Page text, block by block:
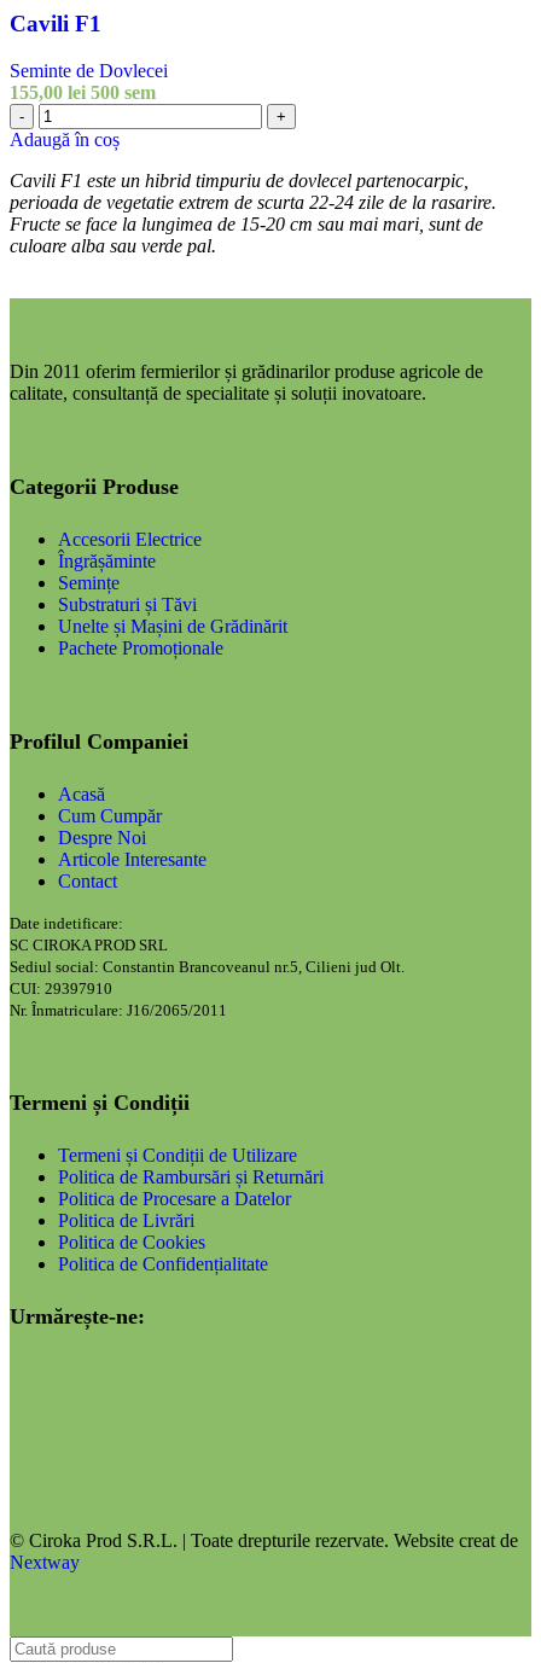
Cavili F1
Seminte de Dovlecei
155,00 lei 500 sem
- +
Adaugă în coș
Cavili F1 este un hibrid timpuriu de dovlecel partenocarpic,
perioada de vegetatie extrem de scurta 22-24 zile de la rasarire.
Fructe se face la lungimea de 15-20 cm sau mai mari, sunt de
culoare alba sau verde pal.
Din 2011 oferim fermierilor și grădinarilor produse agricole de
calitate, consultanță de specialitate și soluții inovatoare.
Categorii Produse
Accesorii Electrice
Îngrășăminte
Semințe
Substraturi și Tăvi
Unelte și Mașini de Grădinărit
Pachete Promoționale
Profilul Companiei
Acasă
Cum Cumpăr
Despre Noi
Articole Interesante
Contact
Date indetificare:
SC CIROKA PROD SRL
Sediul social: Constantin Brancoveanul nr.5, Cilieni jud Olt.
CUI: 29397910
Nr. Înmatriculare: J16/2065/2011
Termeni și Condiții
Termeni și Condiții de Utilizare
Politica de Rambursări și Returnări
Politica de Procesare a Datelor
Politica de Livrări
Politica de Cookies
Politica de Confidențialitate
Urmărește-ne:
© Ciroka Prod S.R.L. | Toate drepturile rezervate. Website creat de
Nextway